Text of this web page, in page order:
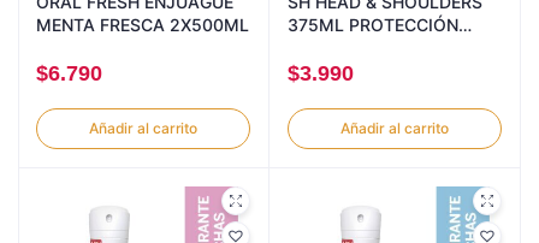
MENTA FRESCA 2X500ML
$6.790
Añadir al carrito
375ML PROTECCIÓN
$3.990
Añadir al carrito